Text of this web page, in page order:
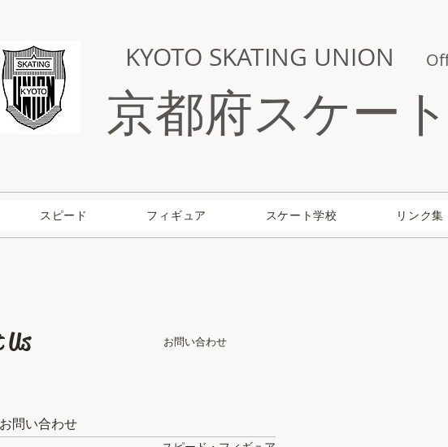
KYOTO SKATING UNION
京都府スケー
スピード フィギュア スケート学校 リンク集
Us お問い合わせ
問い合わせ